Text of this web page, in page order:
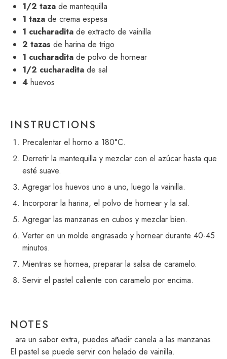
1/2 taza de mantequilla
1 taza de crema espesa
1 cucharadita de extracto de vainilla
2 tazas de harina de trigo
1 cucharadita de polvo de hornear
1/2 cucharadita de sal
4 huevos
INSTRUCTIONS
Precalentar el horno a 180°C.
Derretir la mantequilla y mezclar con el azúcar hasta que
esté suave.
Agregar los huevos uno a uno, luego la vainilla.
Incorporar la harina, el polvo de hornear y la sal.
Agregar las manzanas en cubos y mezclar bien.
Verter en un molde engrasado y hornear durante 40-45
minutos.
Mientras se hornea, preparar la salsa de caramelo.
Servir el pastel caliente con caramelo por encima.
NOTES
Para un sabor extra, puedes añadir canela a las manzanas.
El pastel se puede servir con helado de vainilla.